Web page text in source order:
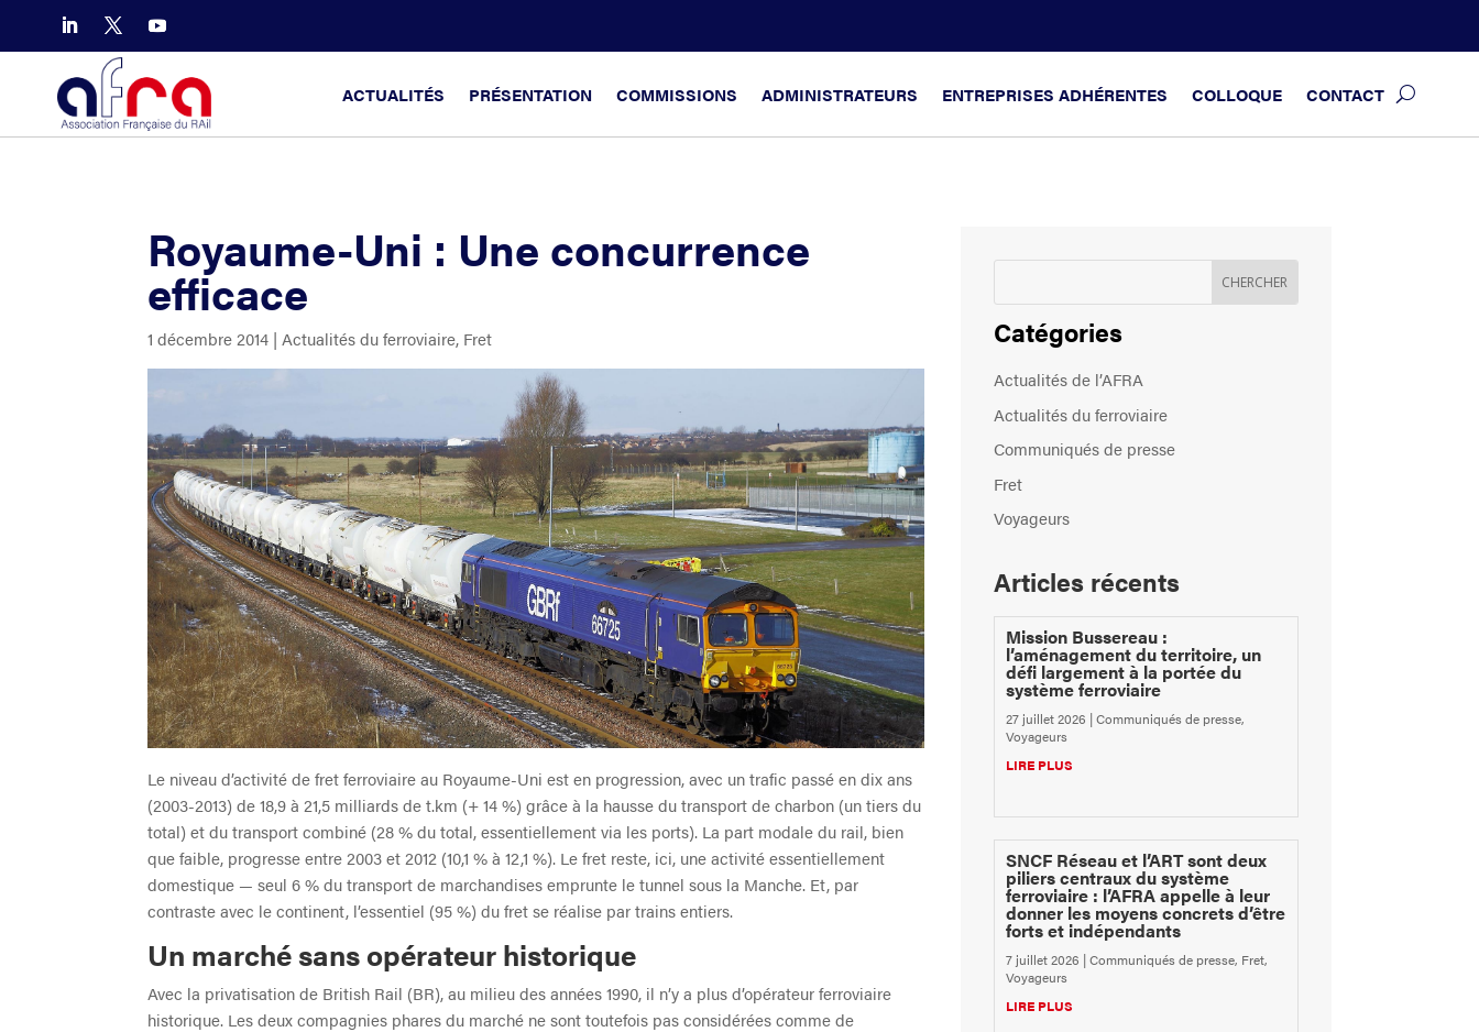
ACTUALITÉS PRÉSENTATION COMMISSIONS ADMINISTRATEURS ENTREPRISES ADHÉRENTES COLLOQUE CONTACT
Royaume-Uni : Une concurrence
efficace
1 décembre 2014 | Actualités du ferroviaire, Fret
Le niveau d’activité de fret ferroviaire au Royaume-Uni est en progression, avec un trafic passé en dix ans
(2003-2013) de 18,9 à 21,5 milliards de t.km (+ 14 %) grâce à la hausse du transport de charbon (un tiers du
total) et du transport combiné (28 % du total, essentiellement via les ports). La part modale du rail, bien
que faible, progresse entre 2003 et 2012 (10,1 % à 12,1 %). Le fret reste, ici, une activité essentiellement
domestique — seul 6 % du transport de marchandises emprunte le tunnel sous la Manche. Et, par
contraste avec le continent, l’essentiel (95 %) du fret se réalise par trains entiers.
Un marché sans opérateur historique
Avec la privatisation de British Rail (BR), au milieu des années 1990, il n’y a plus d’opérateur ferroviaire
historique. Les deux compagnies phares du marché ne sont toutefois pas considérées comme de
Catégories
Actualités de l’AFRA
Actualités du ferroviaire
Communiqués de presse
Fret
Voyageurs
Articles récents
Mission Bussereau :
l’aménagement du territoire, un
défi largement à la portée du
système ferroviaire
27 juillet 2026 |Communiqués de presse,
Voyageurs
LIRE PLUS
SNCF Réseau et l’ART sont deux
piliers centraux du système
ferroviaire : l’AFRA appelle à leur
donner les moyens concrets d’être
forts et indépendants
7 juillet 2026 |Communiqués de presse, Fret,
Voyageurs
LIRE PLUS